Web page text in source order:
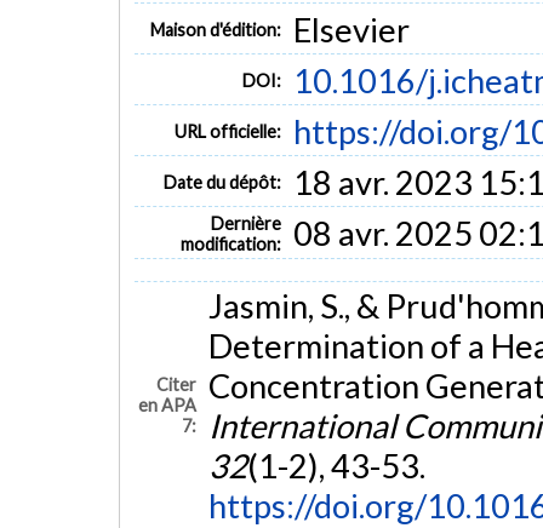
Maison d'édition: Elsevier
DOI: 10.1016/
URL officielle: https://doi.org/
Date du dépôt: 18 avr. 2023
Dernière
modification:
08 avr. 2025
Citer
en APA
7:
Jasmin, S., &
Determination of a
Concentration
International
32(1-2), 43-53.
https://doi.org/